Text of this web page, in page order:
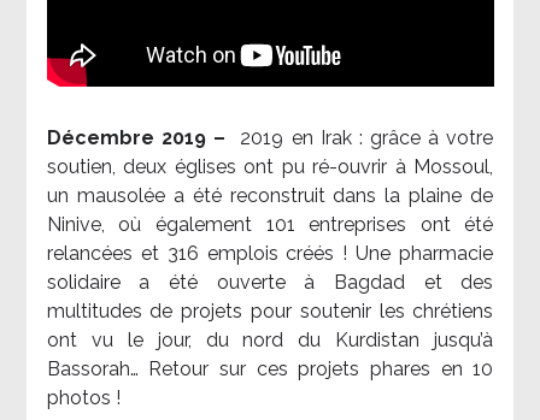
Décembre 2019 – 2019 en Irak : grâce à votre
soutien, deux églises ont pu ré-ouvrir à Mossoul,
un mausolée a été reconstruit dans la plaine de
Ninive, où également 101 entreprises ont été
relancées et 316 emplois créés ! Une pharmacie
solidaire a été ouverte à Bagdad et des
multitudes de projets pour soutenir les chrétiens
ont vu le jour, du nord du Kurdistan jusqu’à
Bassorah… Retour sur ces projets phares en 10
photos !